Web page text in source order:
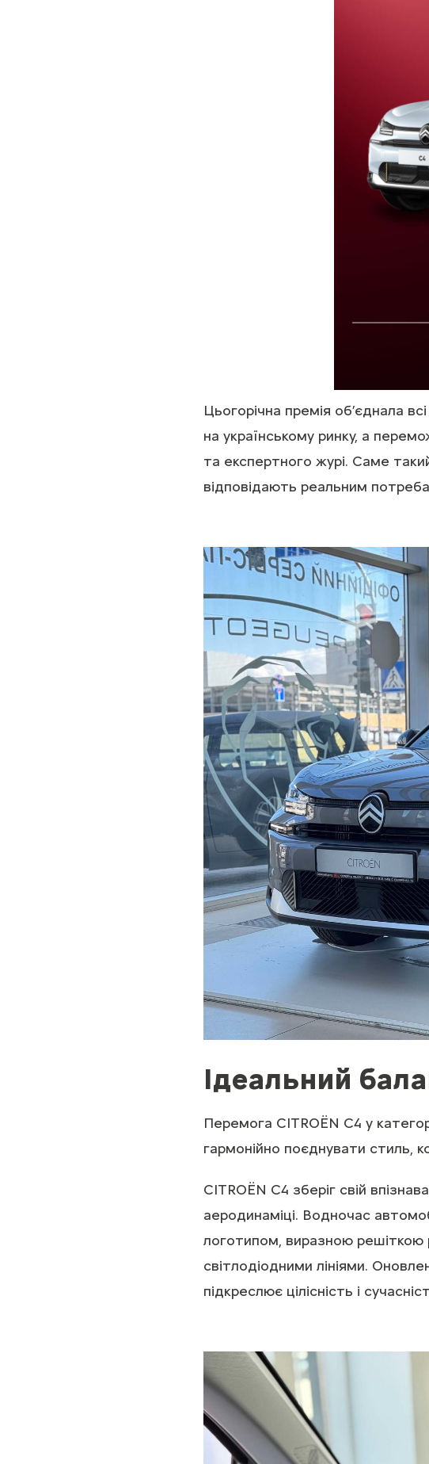
Цьогорічна премія об’єднала
на українському ринку, а
та експертного журі. Саме
відповідають реальним
Ідеальний
Перемога CITROËN C4 у
гармонійно поєднувати стиль,
CITROËN C4 зберіг свій
аеродинаміці. Водночас
логотипом, виразною решіткою
світлодіодними лініями.
підкреслює цілісність і